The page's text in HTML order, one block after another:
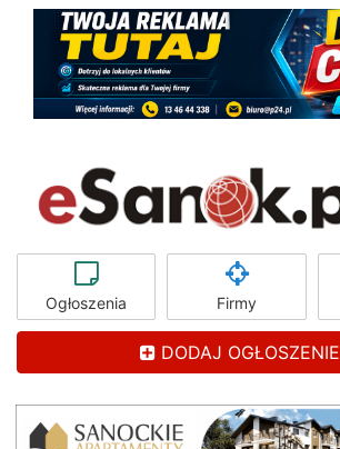
Ogłoszenia Firmy
DODAJ OGŁOSZENIE